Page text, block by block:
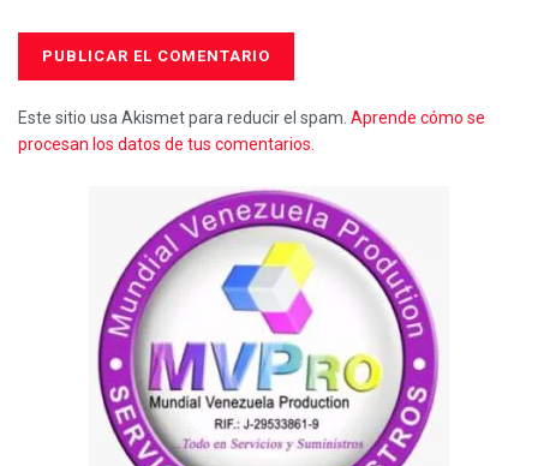
Este sitio usa Akismet para reducir el spam. Aprende cómo se
procesan los datos de tus comentarios.